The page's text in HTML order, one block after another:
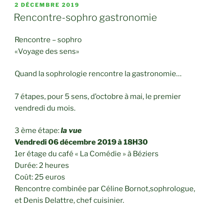
PUBLIÉ
LE
2 DÉCEMBRE 2019
Rencontre-sophro gastronomie
Rencontre – sophro
«Voyage des sens»
Quand la sophrologie rencontre la gastronomie…
7 étapes, pour 5 sens, d’octobre à mai, le premier
vendredi du mois.
3 ème étape:la vue
Vendredi 06 décembre 2019 à 18H30
1er étage du café « La Comédie » à Béziers
Durée: 2 heures
Coût: 25 euros
Rencontre combinée par Céline Bornot,sophrologue,
et Denis Delattre, chef cuisinier.